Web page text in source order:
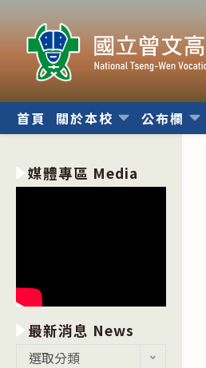
內
首頁 關於本校 公布欄
媒體專區 Media
最新消息 News
選取分類